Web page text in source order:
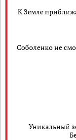
К Земле
Соболенко не
Уникальный